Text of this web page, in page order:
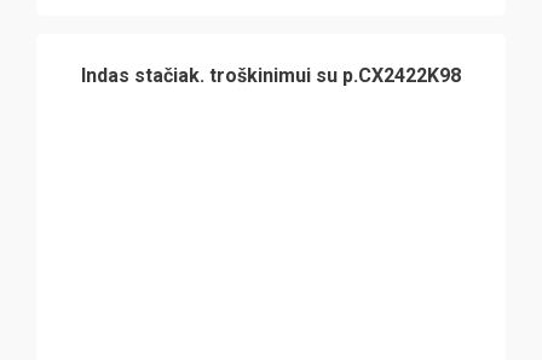
Indas stačiak. troškinimui su p.CX2422K98